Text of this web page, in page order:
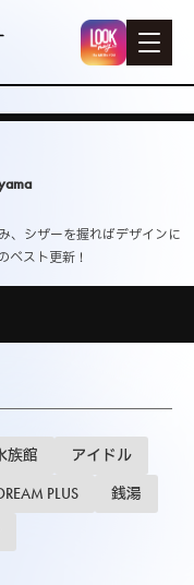
、シザーを握ればデザインに
ベスト更新！
族館 アイドル
PLUS 銭湯